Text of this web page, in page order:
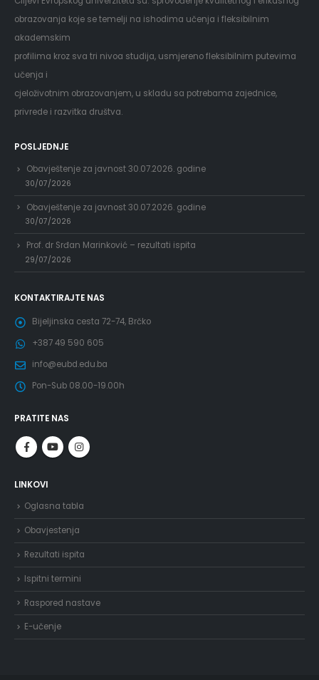
obrazovanja koje se temelji na ishodima učenja i fleksibilnim
akademskim
profilima kroz sva tri nivoa studija, usmjereno fleksibilnim putevima
učenja i
cjeloživotnim obrazovanjem, u skladu sa potrebama zajednice,
privrede i razvitka društva.
POSLJEDNJE
Obavještenje za javnost 30.07.2026. godine
30/07/2026
Obavještenje za javnost 30.07.2026. godine
30/07/2026
Prof. dr Srđan Marinković – rezultati ispita
29/07/2026
KONTAKTIRAJTE NAS
Bijeljinska cesta 72-74, Brčko
+387 49 590 605
info@eubd.edu.ba
Pon-Sub 08.00-19.00h
PRATITE NAS
LINKOVI
Oglasna tabla
Obavjestenja
Rezultati ispita
Ispitni termini
Raspored nastave
E-učenje